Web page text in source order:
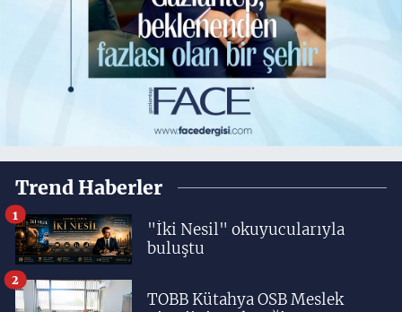
Trend Haberler
"İki Nesil" okuyucularıyla
buluştu
1
TOBB Kütahya OSB Meslek
2